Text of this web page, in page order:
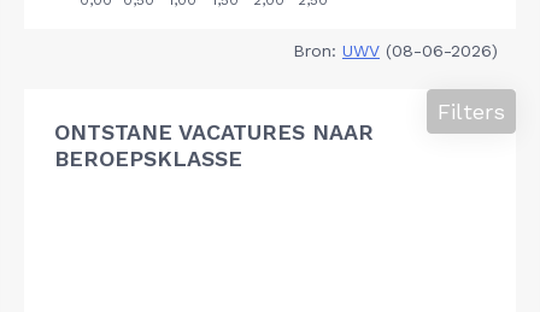
Bron: UWV (08-06-2026)
ONTSTANE VACATURES NAAR
BEROEPSKLASSE
Filters